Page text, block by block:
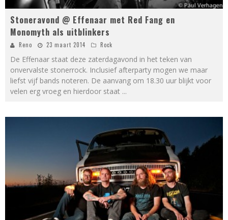
Stoneravond @ Effenaar met Red Fang en
Monomyth als uitblinkers
Reno 23 maart 2014 Rock
De Effenaar staat deze zaterdagavond in het teken van
onvervalste stonerrock. Inclusief afterparty mogen we maar
liefst vijf bands noteren. De aanvang om 18.30 uur blijkt voor
velen erg vroeg en hierdoor staat ...